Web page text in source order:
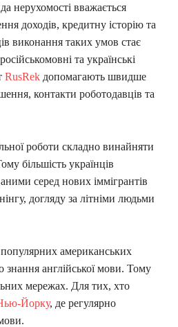
нерухомості вважається
доходів, кредитну історію та
виконання таких умов стає
та українські
RusRek допомагають швидше
контакти роботодавців та
роботи складно винайняти
більшість українців
серед нових іммігрантів
догляду за літніми людьми
популярних американських
знання англійської мови. Тому
мережах. Для тих, хто
Йорку, де регулярно